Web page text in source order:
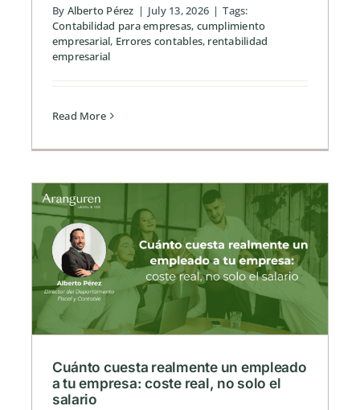
By Alberto Pérez | July 13, 2026 | Tags:
Contabilidad para empresas, cumplimiento
empresarial, Errores contables, rentabilidad
empresarial
Read More
Cuánto cuesta realmente un empleado
a tu empresa: coste real, no solo el
salario